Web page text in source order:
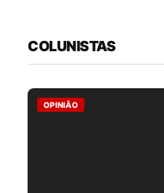
COLUNISTAS
OPINIÃO